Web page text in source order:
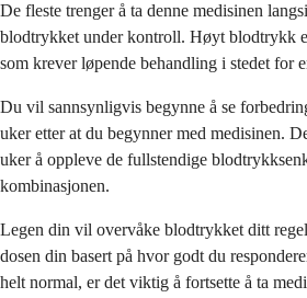
De fleste trenger å ta denne medisinen
blodtrykket under kontroll. Høyt blodtrykk
som krever løpende behandling i stedet for
Du vil sannsynligvis begynne å se
uker etter at du begynner med medisinen.
uker å oppleve de fullstendige
kombinasjonen.
Legen din vil overvåke blodtrykket ditt
dosen din basert på hvor godt du
helt normal, er det viktig å fortsette å ta